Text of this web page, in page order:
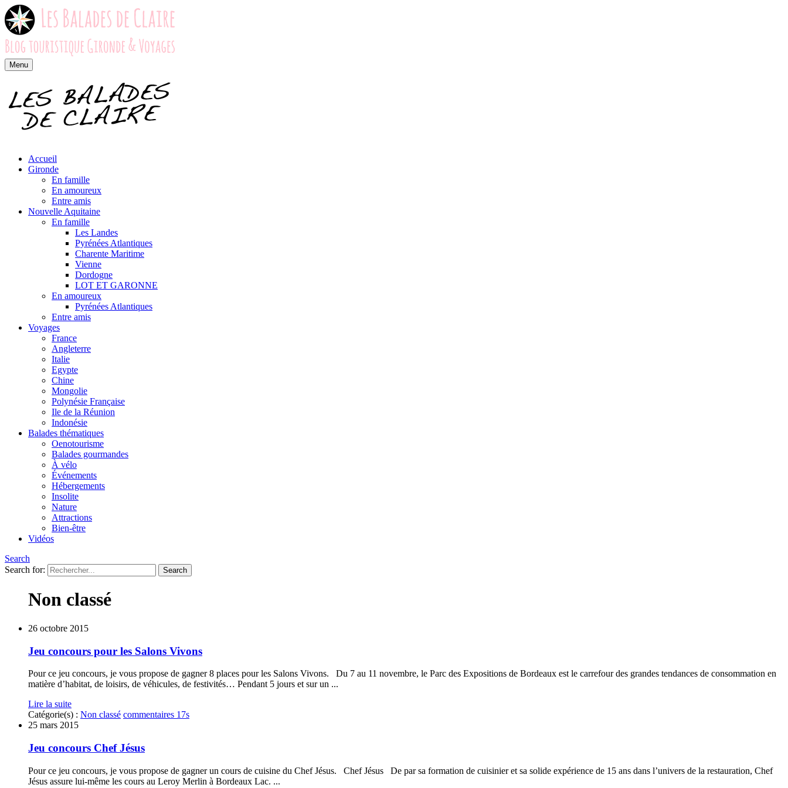
Menu
Accueil
Gironde
En famille
En amoureux
Entre amis
Nouvelle Aquitaine
En famille
Les Landes
Pyrénées Atlantiques
Charente Maritime
Vienne
Dordogne
LOT ET GARONNE
En amoureux
Pyrénées Atlantiques
Entre amis
Voyages
France
Angleterre
Italie
Egypte
Chine
Mongolie
Polynésie Française
Ile de la Réunion
Indonésie
Balades thématiques
Oenotourisme
Balades gourmandes
À vélo
Événements
Hébergements
Insolite
Nature
Attractions
Bien-être
Vidéos
Search
Search for:
Non classé
26 octobre 2015
Jeu concours pour les Salons Vivons
Pour ce jeu concours, je vous propose de gagner 8 places pour les Salons Vivons. Du 7 au 11 novembre, le Parc des Expositions de Bordeaux est le carrefour des grandes tendances de consommation en
matière d’habitat, de loisirs, de véhicules, de festivités… Pendant 5 jours et sur un ...
Lire la suite
Catégorie(s) : Non classé commentaires 17s
25 mars 2015
Jeu concours Chef Jésus
Pour ce jeu concours, je vous propose de gagner un cours de cuisine du Chef Jésus. Chef Jésus De par sa formation de cuisinier et sa solide expérience de 15 ans dans l’univers de la restauration, Chef
Jésus assure lui-même les cours au Leroy Merlin à Bordeaux Lac. ...